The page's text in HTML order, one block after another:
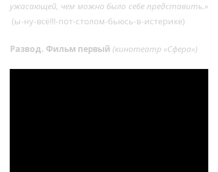
ужасающей, чем можно было себе представить.»
(ы-ну-всё!!!-пот-столом-бьюсь-в-истерике)
Развод. Фильм первый (кинотеатр «Сфера»)